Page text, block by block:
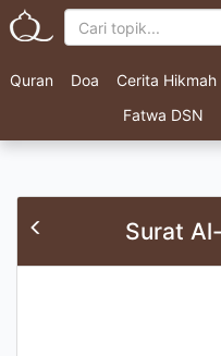
Quran Doa Cerita Hikmah
Fatwa DSN
Surat